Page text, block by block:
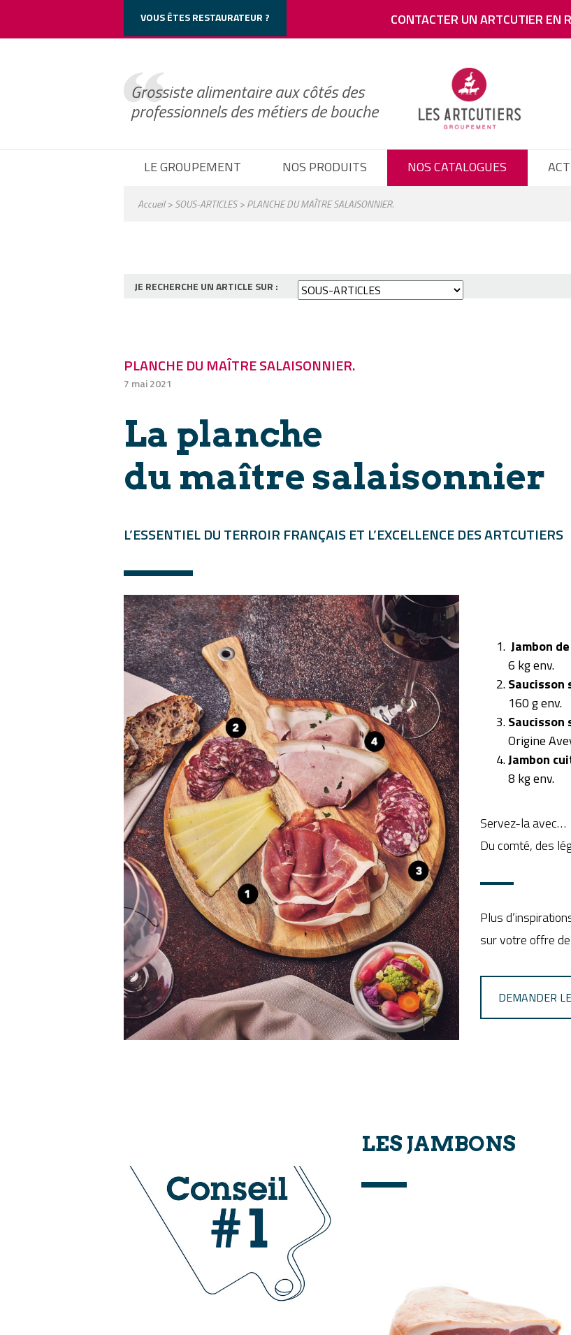
Cookie_Notice()->frontend->wp_print_header_scripts();
VOUS ÊTES RESTAURATEUR ? CONTACTER UN ARTCUTIER EN
Grossiste alimentaire aux côtés des
professionnels des métiers de bouche
LE GROUPEMENT NOS PRODUITS NOS CATALOGUES
Accueil>SOUS-ARTICLES> PLANCHE DU MAÎTRE SALAISONNIER.
JE RECHERCHE UN ARTICLE SUR :
PLANCHE DU MAÎTRE SALAISONNIER.
7 mai 2021
La planche
du maître salaisonnier
L’ESSENTIEL DU TERROIR FRANÇAIS ET L’EXCELLENCE DES ARTCUTIERS
Jambon
6 kg env.
Saucisson
160 g env.
Saucisson
Origine
Jambon
8 kg env.
Servez-la avec…
Du comté, des
Plus
sur votre offre
DEMANDER
LES JAMBONS